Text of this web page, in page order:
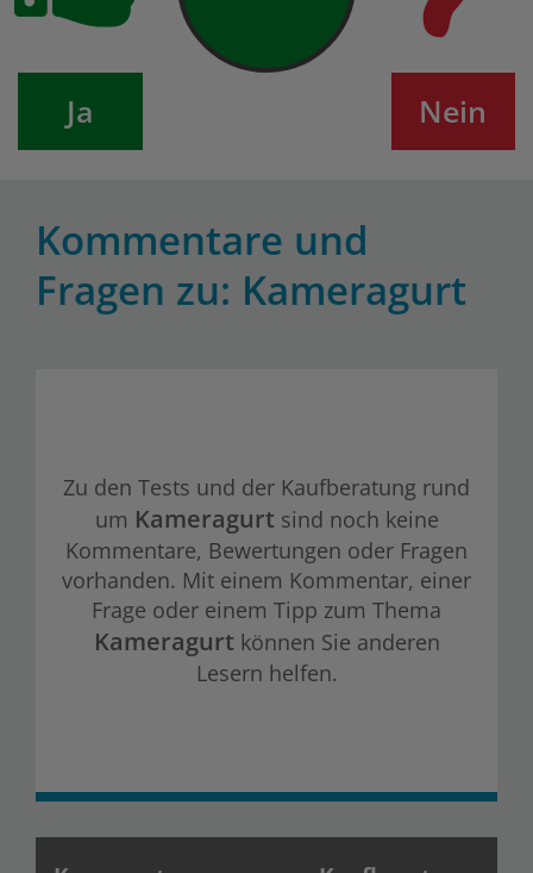
Ja Nein
Kommentare und
Fragen zu: Kameragurt
Zu den Tests und der Kaufberatung rund
um Kameragurtsind noch keine
Kommentare, Bewertungen oder Fragen
vorhanden. Mit einem Kommentar, einer
Frage oder einem Tipp zum Thema
Kameragurtkönnen Sie anderen
Lesern helfen.